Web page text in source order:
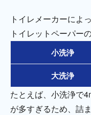
トイレメーカーによ
トイレットペーパー
小洗浄
大洗浄
たとえば、小洗浄で
が多すぎるため、詰